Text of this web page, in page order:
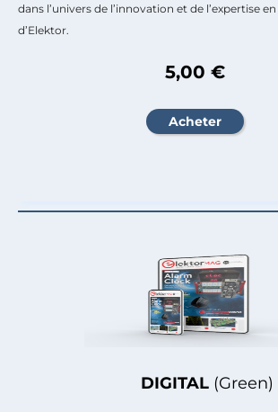
DIGITAL (Green)
dans l’univers de l’innovation et de l’expertise
d’Elektor.
5,00 €